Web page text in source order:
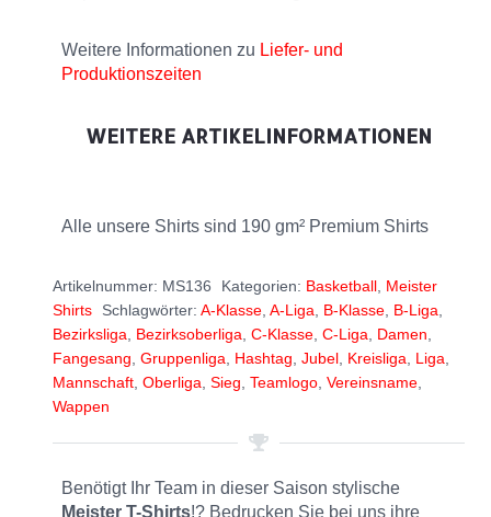
Weitere Informationen zu Liefer- und
Produktionszeiten
WEITERE ARTIKELINFORMATIONEN
Alle unsere Shirts sind 190 gm² Premium Shirts
Artikelnummer: MS136 Kategorien: Basketball, Meister
Shirts
Schlagwörter: A-Klasse, A-Liga B-Klasse, B-Liga
Bezirksliga
Bezirksoberliga C-Klasse C-Liga Damen
Fangesang Gruppenliga Hashtag Jubel Kreisliga Liga
Mannschaft Oberliga Sieg Teamlogo Vereinsname
Wappen
Benötigt Ihr Team in dieser Saison stylische
Meister T-Shirts!? Bedrucken Sie bei uns ihre